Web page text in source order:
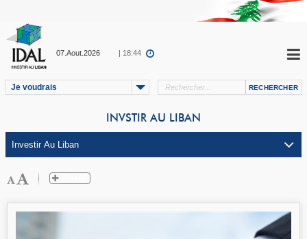
07.Aout.2026 | 18:44
Je voudrais
INVSTIR AU LIBAN